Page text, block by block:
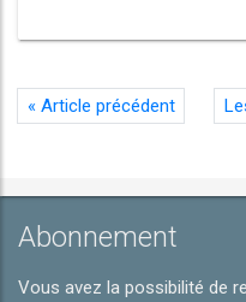
«Article précédent
Abonnement
Vous avez la possibilité de